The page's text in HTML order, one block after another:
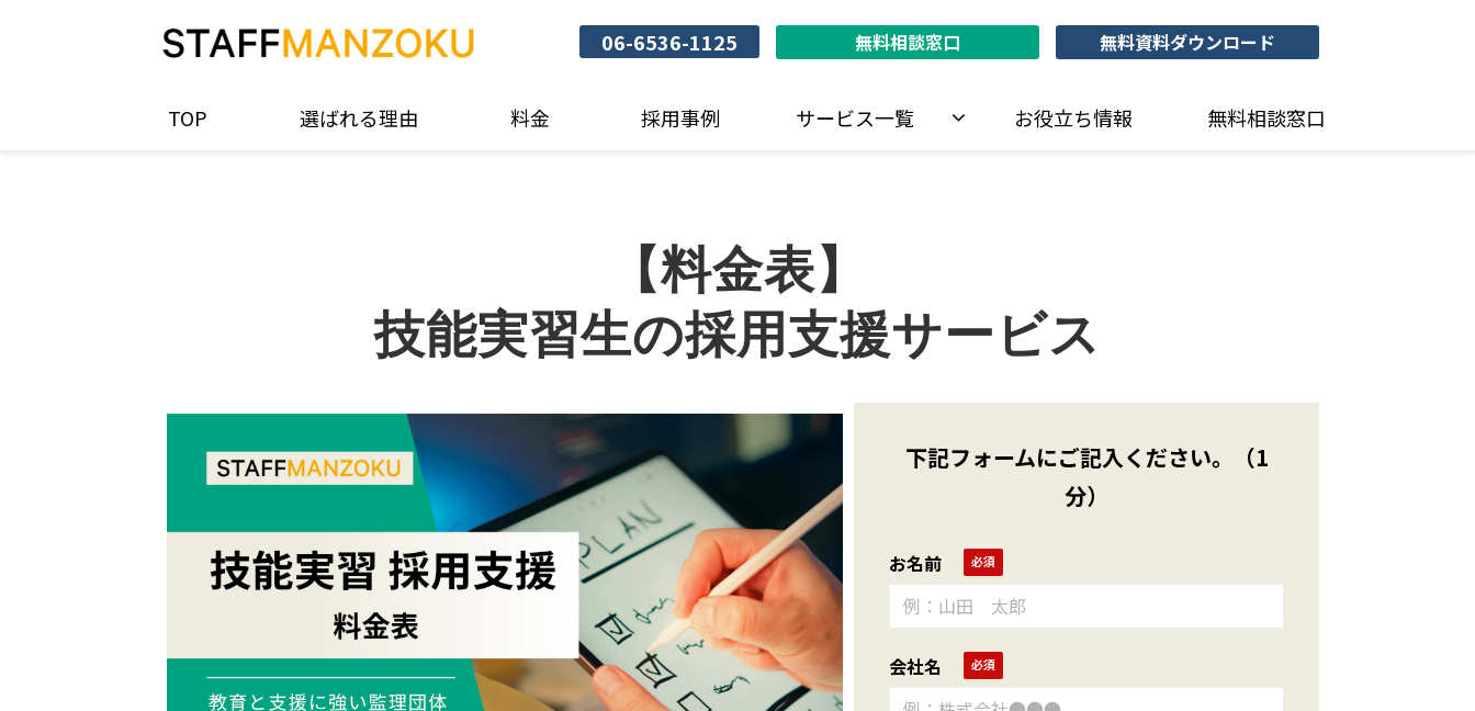
06-6536-1125 無料相談窓口 無料資料ダウンロード
TOP 選ばれる理由 料金 採用事例 サービス一覧 お役立ち情報 無料相談窓口
【料金表】
技能実習生の採用支援サービス
下記フォームにご記入ください。（1
分）
お名前
会社名